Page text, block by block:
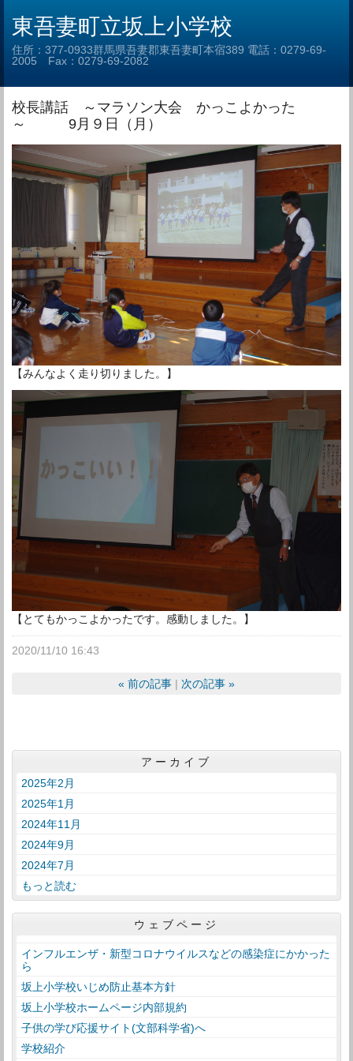
東吾妻町立坂上小学校
住所：377-0933群馬県吾妻郡東吾妻町本宿389 電話：0279-69-
2005 Fax：0279-69-2082
校長講話 ～マラソン大会 かっこよかった
～ 9月９日（月）
【みんなよく走り切りました。】
【とてもかっこよかったです。感動しました。】
2020/11/10 16:43
« 前の記事 次の記事 »
アーカイブ
2025年2月
2025年1月
2024年11月
2024年9月
2024年7月
もっと読む
ウェブページ
インフルエンザ・新型コロナウイルスなどの感染症にかかった
ら
坂上小学校いじめ防止基本方針
坂上小学校ホームページ内部規約
子供の学び応援サイト(文部科学省)へ
学校紹介